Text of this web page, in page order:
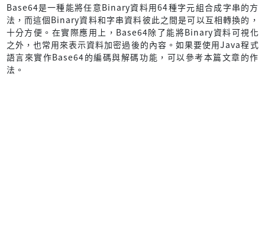
Base64是一種能將任意Binary資料用64種字元組合成字串的方
法，而這個Binary資料和字串資料彼此之間是可以互相轉換的，
十分方便。在實際應用上，Base64除了能將Binary資料可視化
之外，也常用來表示資料加密過後的內容。如果要使用Java程式
語言來實作Base64的編碼與解碼功能，可以參考本篇文章的作
法。